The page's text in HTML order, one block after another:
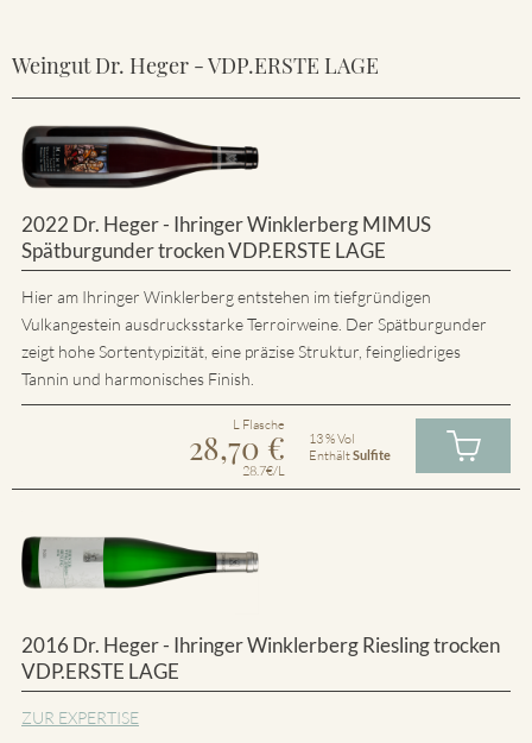
Weingut Dr. Heger - VDP.ERSTE LAGE
2022 Dr. Heger - Ihringer Winklerberg MIMUS
Spätburgunder trocken VDP.ERSTE LAGE
Hier am Ihringer Winklerberg entstehen im tiefgründigen
Vulkangestein ausdrucksstarke Terroirweine. Der Spätburgunder
zeigt hohe Sortentypizität, eine präzise Struktur, feingliedriges
Tannin und harmonisches Finish.
L Flasche
28,70 €
28.7€/L
13 % Vol
EnthältSulfite
2016 Dr. Heger - Ihringer Winklerberg Riesling trocken
VDP.ERSTE LAGE
ZUR EXPERTISE